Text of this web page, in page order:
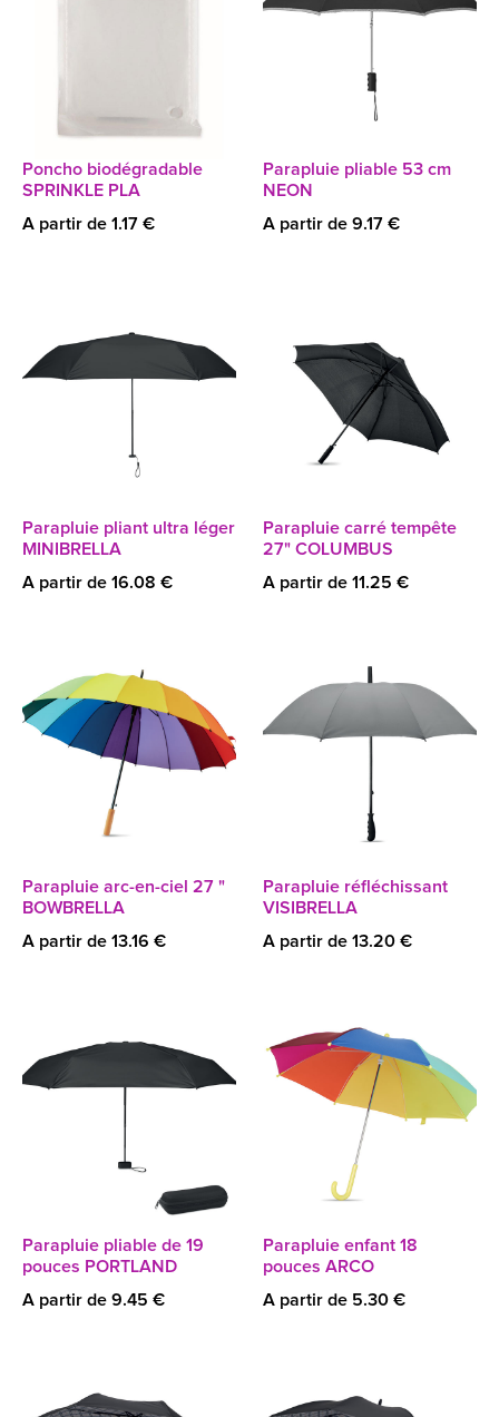
Poncho biodégradable
SPRINKLE PLA
A partir de 1.17 €
Parapluie pliable 53 cm
NEON
A partir de 9.17 €
Parapluie pliant ultra léger
MINIBRELLA
A partir de 16.08 €
Parapluie carré tempête
27" COLUMBUS
A partir de 11.25 €
Parapluie arc-en-ciel 27 "
BOWBRELLA
A partir de 13.16 €
Parapluie réfléchissant
VISIBRELLA
A partir de 13.20 €
Parapluie pliable de 19
pouces PORTLAND
A partir de 9.45 €
Parapluie enfant 18
pouces ARCO
A partir de 5.30 €